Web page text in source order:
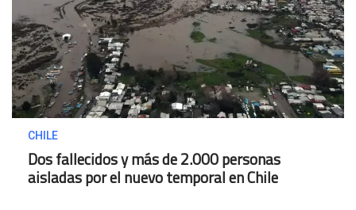
CHILE
Dos fallecidos y más de 2.000 personas
aisladas por el nuevo temporal en Chile